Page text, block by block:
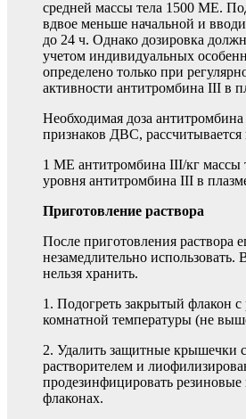
средней массы тела 1500 ME.
вдвое меньше начальной и
до 24 ч. Однако дозировка
учетом индивидуальных
определено только при
активности антитромбина III в
Необходимая доза
признаков ДВС,
1 MЕ антитромбина III/кг массы
уровня антитромбина III в
Приготовление раствора
После приготовления раствора
незамедлительно
нельзя хранить.
1. Подогреть закрытый флакон с
комнатной температуры (не
2. Удалить защитные крышечки
растворителем и
продезинфицировать
флаконах.